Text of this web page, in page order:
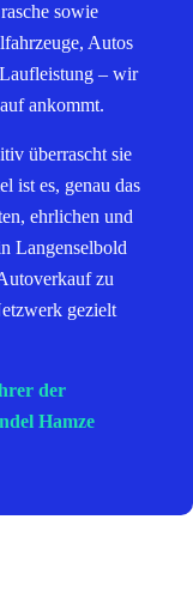
sowie
Autos
– wir
ankommt.
überrascht sie
ist es, genau das
ehrlichen und
Langenselbold
zu
gezielt
der
Hamze